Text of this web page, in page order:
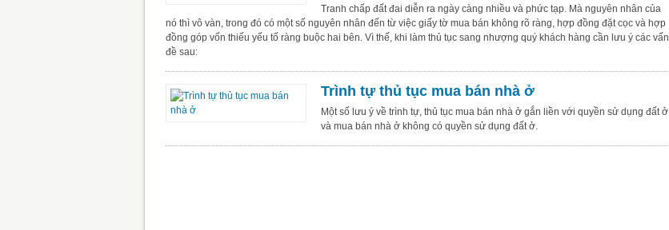
Tranh chấp đất đai diễn ra ngày càng nhiều và phức tạp. Mà nguyên nhân của
nó thì vô vàn, trong đó có một số nguyên nhân đến từ việc giấy tờ mua bán không rõ ràng, hợp đồng đặt cọc và hợp
đồng góp vốn thiếu yếu tố ràng buộc hai bên. Vì thế, khi làm thủ tục sang nhượng quý khách hàng cần lưu ý các vấn
đề sau:
Trình tự thủ tục mua bán nhà ở
Một số lưu ý về trình tự, thủ tục mua bán nhà ở gắn liền với quyền sử dụng đất ở
và mua bán nhà ở không có quyền sử dụng đất ở.